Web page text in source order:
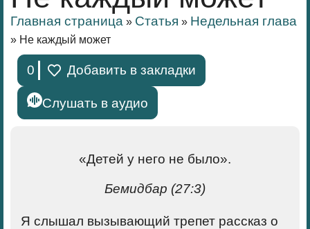
Главная страница » Статья » Недельная глава
» Не каждый может
0 Добавить в закладки
Слушать в аудио
«Детей у него не было».
Бемидбар (27:3)
Я слышал вызывающий трепет рассказ о